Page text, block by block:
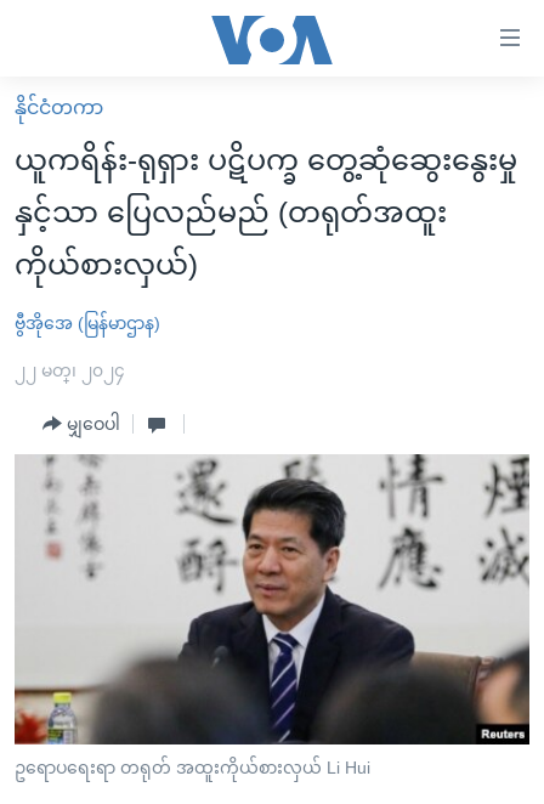
လွယ်ကူ
စေ
သည့်
Link
များ
ပင်မ
သို့
ကျော်
ကြည့်
ကျော်
ကြည့်
ရန်
ရှာဖွေ
မူလစာမျက်နှာ
မြန်မာ
ကမ္ဘာ့သတင်းများ
နိုင်ငံတကာ
အစ္စရေး-ပါလက်စတိုင်း
ဗွီဒီယို
အင်္ဂလိပ်စာလေ့လာမယ်
အမေရိကန်သုံးအီဒီယံ
မကြေးမုံရဲ့ အင်္ဂလိပ်စာ
ရုပ်ရှင်ထဲက အင်္ဂလိပ်စာ
သုတပဒေသာ အင်္ဂလိပ်စာ
အပတ်စဉ်ကဏ္ဍများ
ရေဒီယို
တီဗွီ
ရေဒီယိုနှင့်ရုပ်သံ အချက်အလက်များ
ရေဒီယို/တီဗွီအစီအစဉ်
Learning English
ဗွီအိုအေ လူမှုကွန်ယက်များ
ဘာသာစကားများ
နိုင်ငံတကာ
ယူကရိန်း-ရုရှား ပဋိပက္ခ တွေ့ဆုံဆွေးနွေးမှု
နှင့်သာ ပြေလည်မည် (တရုတ်အထူး
ကိုယ်စားလှယ်)
ဗွီအိုအေ (မြန်မာဌာန)
၂၂ မတ္၊ ၂၀၂၄
မျှဝေပါ
ဥရောပရေးရာ တရုတ် အထူးကိုယ်စားလှယ် Li Hui